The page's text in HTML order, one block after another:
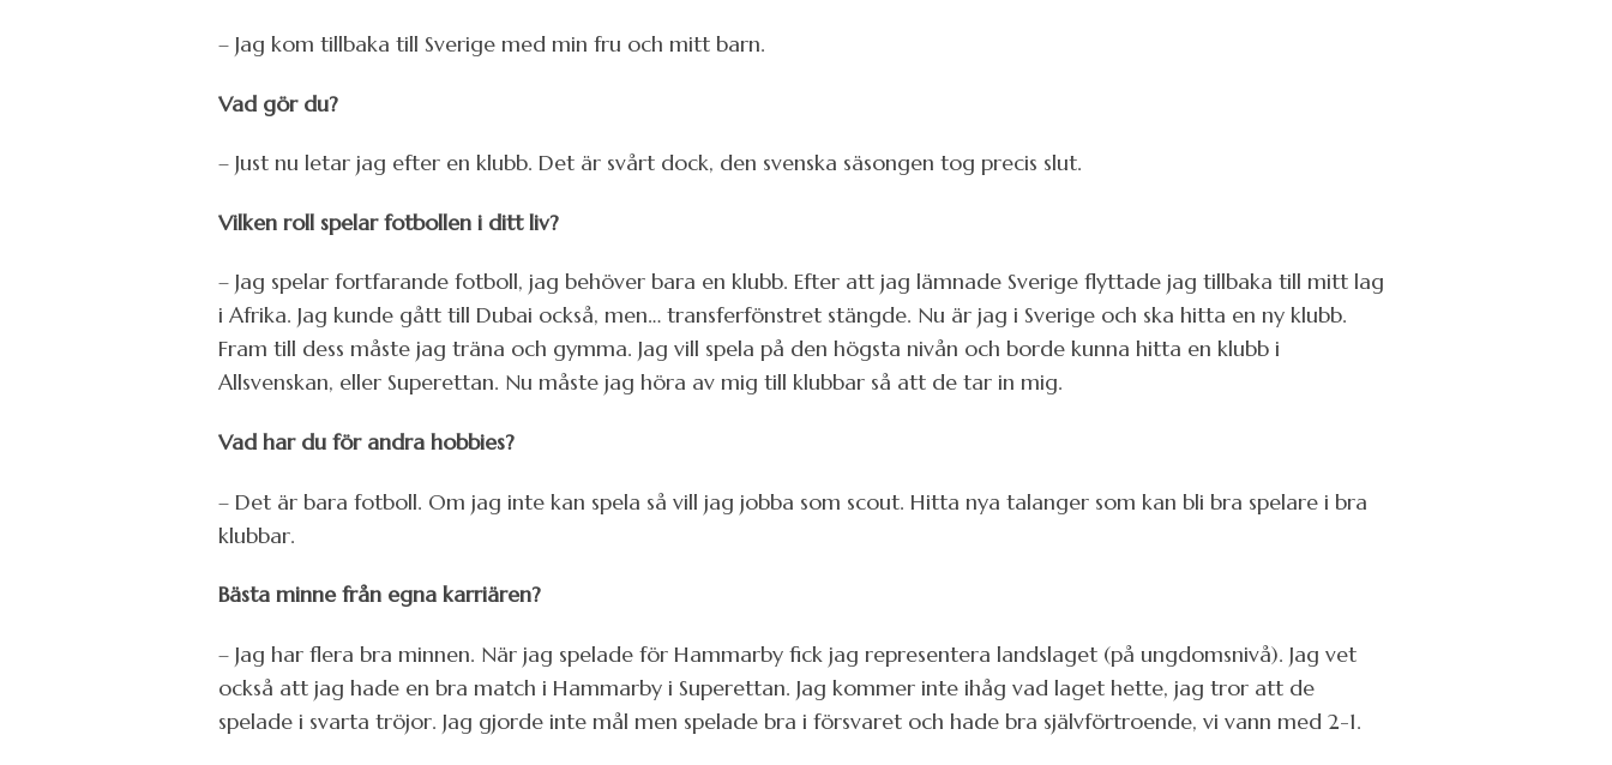
– Jag kom tillbaka till Sverige med min fru och mitt barn.
Vad gör du?
– Just nu letar jag efter en klubb. Det är svårt dock, den svenska säsongen tog precis slut.
Vilken roll spelar fotbollen i ditt liv?
– Jag spelar fortfarande fotboll, jag behöver bara en klubb. Efter att jag lämnade Sverige flyttade jag tillbaka till mitt lag
i Afrika. Jag kunde gått till Dubai också, men… transferfönstret stängde. Nu är jag i Sverige och ska hitta en ny klubb.
Fram till dess måste jag träna och gymma. Jag vill spela på den högsta nivån och borde kunna hitta en klubb i
Allsvenskan, eller Superettan. Nu måste jag höra av mig till klubbar så att de tar in mig.
Vad har du för andra hobbies?
– Det är bara fotboll. Om jag inte kan spela så vill jag jobba som scout. Hitta nya talanger som kan bli bra spelare i bra
klubbar.
Bästa minne från egna karriären?
– Jag har flera bra minnen. När jag spelade för Hammarby fick jag representera landslaget (på ungdomsnivå). Jag vet
också att jag hade en bra match i Hammarby i Superettan. Jag kommer inte ihåg vad laget hette, jag tror att de
spelade i svarta tröjor. Jag gjorde inte mål men spelade bra i försvaret och hade bra självförtroende, vi vann med 2-1.